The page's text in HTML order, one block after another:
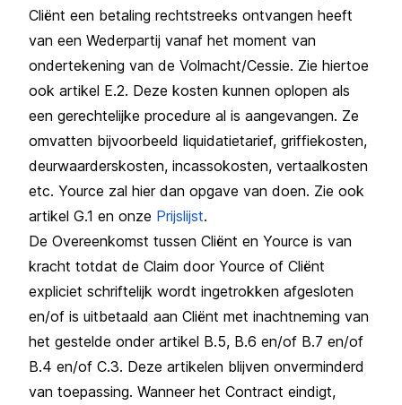
Cliënt een betaling rechtstreeks ontvangen heeft
van een Wederpartij vanaf het moment van
ondertekening van de Volmacht/Cessie. Zie hiertoe
ook artikel E.2. Deze kosten kunnen oplopen als
een gerechtelijke procedure al is aangevangen. Ze
omvatten bijvoorbeeld liquidatietarief, griffiekosten,
deurwaarderskosten, incassokosten, vertaalkosten
etc. Yource zal hier dan opgave van doen. Zie ook
artikel G.1 en onze Prijslijst.
De Overeenkomst tussen Cliënt en Yource is van
kracht totdat de Claim door Yource of Cliënt
expliciet schriftelijk wordt ingetrokken afgesloten
en/of is uitbetaald aan Cliënt met inachtneming van
het gestelde onder artikel B.5, B.6 en/of B.7 en/of
B.4 en/of C.3. Deze artikelen blijven onverminderd
van toepassing. Wanneer het Contract eindigt,